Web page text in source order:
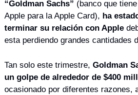
“Goldman Sachs” (banco que
Apple para la Apple Card), ha
terminar su relación con Apple
esta perdiendo grandes cantidades
Tan solo este trimestre, Goldman
un golpe de alrededor de $400
ocasionado por diferentes razones,